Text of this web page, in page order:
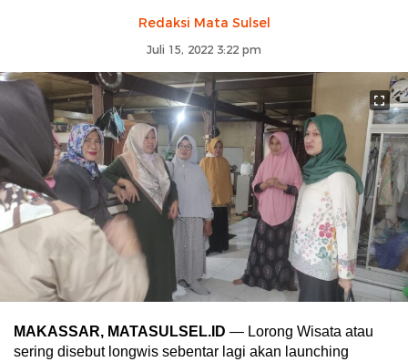
Redaksi Mata Sulsel
Juli 15, 2022 3:22 pm
MAKASSAR, MATASULSEL.ID — Lorong Wisata atau
sering disebut longwis sebentar lagi akan launching